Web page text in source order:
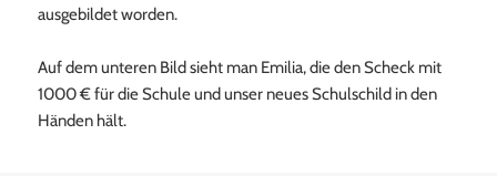
ausgebildet worden.
Auf dem unteren Bild sieht man Emilia, die den Scheck mit
1000 € für die Schule und unser neues Schulschild in den
Händen hält.